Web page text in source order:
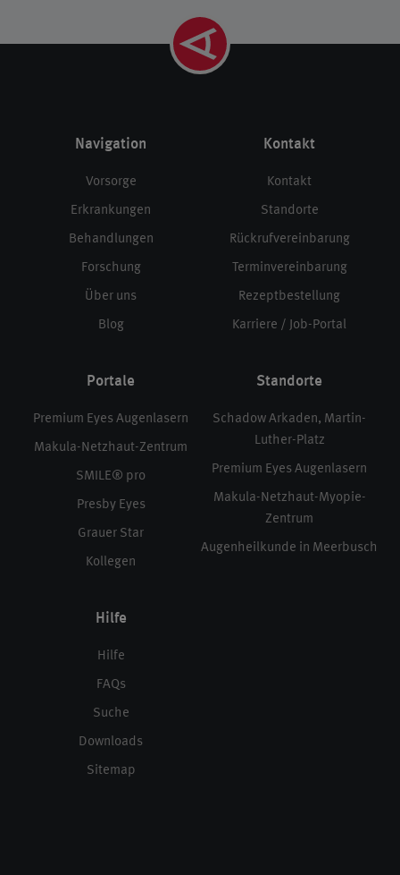
Navigation
Vorsorge
Erkrankungen
Behandlungen
Forschung
Über uns
Blog
Kontakt
Kontakt
Standorte
Rückrufvereinbarung
Terminvereinbarung
Rezeptbestellung
Karriere / Job-Portal
Portale
Premium Eyes Augenlasern
Makula-Netzhaut-Zentrum
SMILE® pro
Presby Eyes
Grauer Star
Kollegen
Standorte
Schadow Arkaden, Martin-
Luther-Platz
Premium Eyes Augenlasern
Makula-Netzhaut-Myopie-
Zentrum
Augenheilkunde in Meerbusch
Hilfe
Hilfe
FAQs
Suche
Downloads
Sitemap